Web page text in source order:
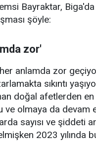
Bayraktar,
şöyle:
zor'
her anlamda zor
sıkıntı
doğal afetlerden
olmaya da devam
sayısı ve şiddeti
2023 yılında